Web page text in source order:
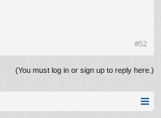
#52
(You must log in or sign up to reply here.)